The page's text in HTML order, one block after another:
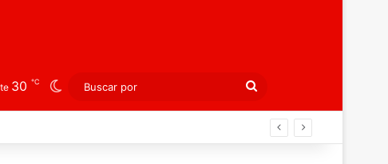
30 ℃ Switch skin
Buscar
por
el trono mundial ante Montenegro